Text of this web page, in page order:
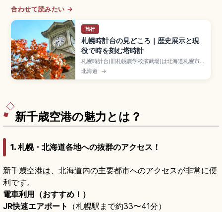
合わせて読みたい →
旅行
札幌時計台の見どころ｜歴史展示と現
役で時を刻む塔時計
札幌時計台(旧札幌農学校演武場)は北海道札幌市に
ある1878年建設の歴史的建造物で、現役で稼働す
る日本最古の塔時計と国の重要文化財。クラーク
北海道 →
新千歳空港の魅力とは？
1. 札幌・北海道各地への抜群のアクセス！
新千歳空港は、北海道内の主要都市へのアクセスが非常に便
利です。
電車利用（おすすめ！）
JR快速エアポート
（札幌駅まで約33〜41分）